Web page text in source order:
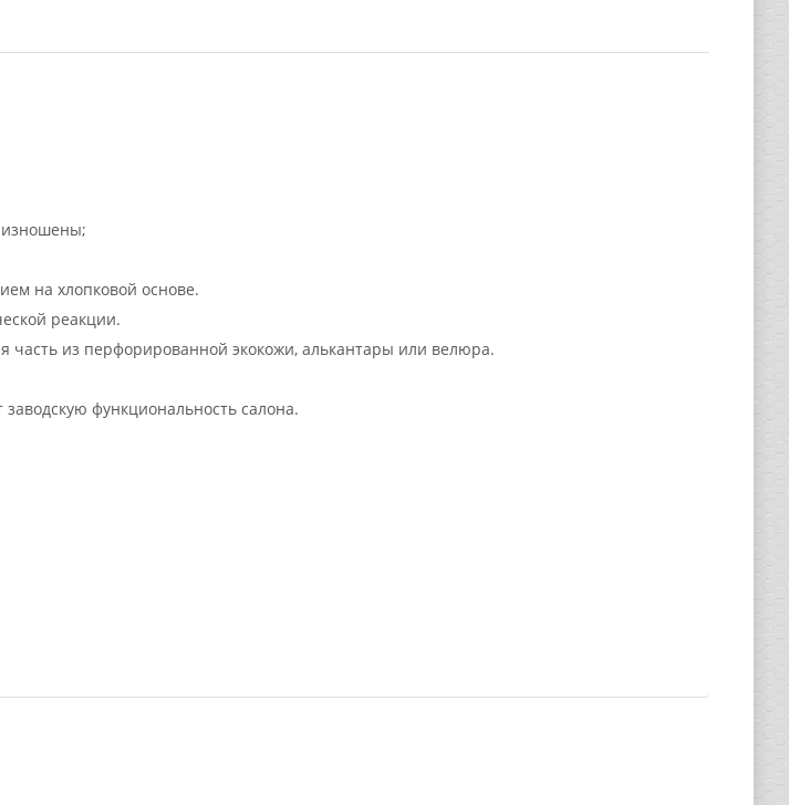
изношены;
на хлопковой основе.
реакции.
часть из перфорированной экокожи, алькантары или велюра.
функциональность салона.